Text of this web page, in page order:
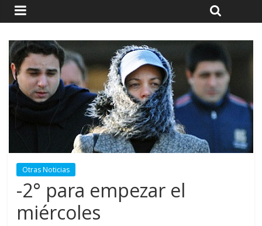
Otras Noticias
-2° para empezar el
miércoles